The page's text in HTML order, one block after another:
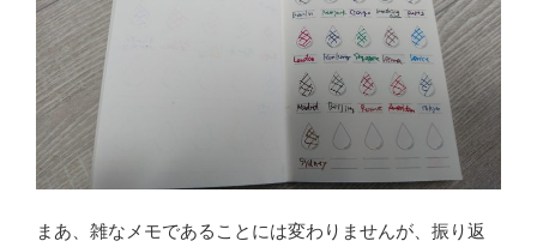
まあ、雑なメモであることには変わりませんが、振り返